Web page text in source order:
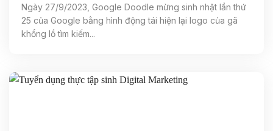
Ngày 27/9/2023, Google Doodle mừng sinh nhật lần thứ
25 của Google bằng hình động tái hiện lại logo của gã
khổng lồ tìm kiếm...